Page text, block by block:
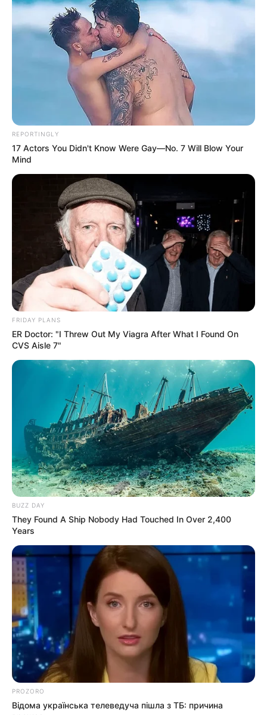
Гарячi
Культура
Нам пишуть
Партнерські матеріали
Події
[wp-rss-aggregator id="2"]
Ви пропустили
ГАРЯЧI ПОДІЇ
Скандал у Берегівському ТЦК:
сотням чоловіків незаконно
скасовували відстрочки та не
випускали з приміщення
(фото)
09.08.2026
ПАРТНЕРСЬКІ МАТЕРІАЛИ
Попит на нерухомість в
Ужгороді зростає – аналітика
девелопера підтверджує
загальнонаціональний інтерес
07.08.2026
REPORTINGLY
17 Actors You Didn't Know Were Gay—No. 7 Will Blow Your
Mind
FRIDAY PLANS
ER Doctor: "I Threw Out My Viagra After What I Found On
CVS Aisle 7"
BUZZ DAY
They Found A Ship Nobody Had Touched In Over 2,400
Years
PROZORO
Відома українська телеведуча пішла з ТБ: причина